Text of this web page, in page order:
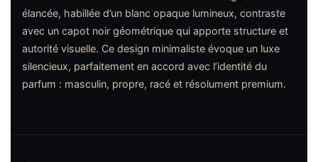
élancée, habillée d’un blanc opaque lumineux, contraste
avec un capot noir géométrique qui apporte structure et
autorité visuelle. Ce design minimaliste évoque un luxe
silencieux, parfaitement en accord avec l’identité du
parfum : masculin, propre, racé et résolument premium.